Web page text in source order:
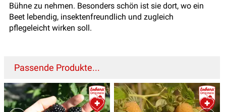
Bühne zu nehmen. Besonders schön ist sie dort, wo ein
Beet lebendig, insektenfreundlich und zugleich
pflegeleicht wirken soll.
Passende Produkte...